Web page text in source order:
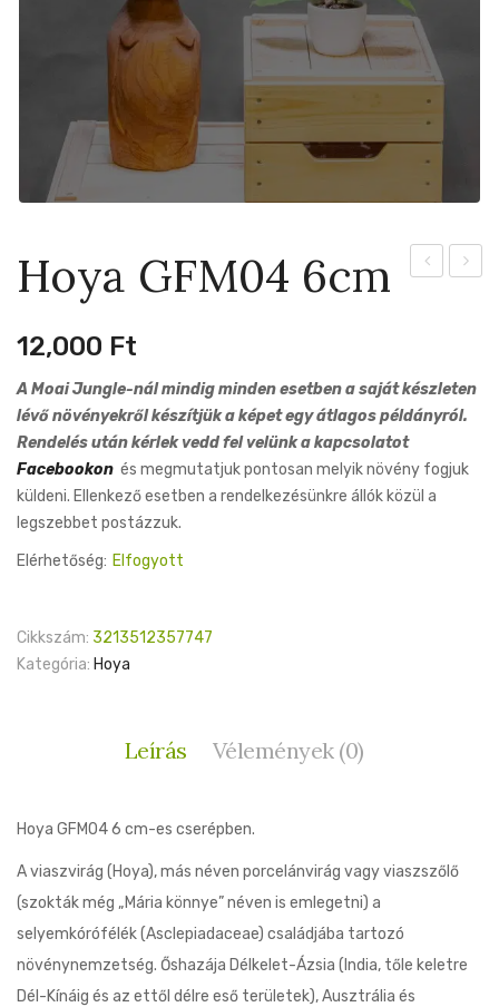
Hoya GFM04 6cm
12,000 Ft
A Moai Jungle-nál mindig minden esetben a saját készleten
lévő növényekről készítjük a képet egy átlagos példányról.
Rendelés után kérlek vedd fel velünk a kapcsolatot
Facebookon és megmutatjuk pontosan melyik növény fogjuk
küldeni. Ellenkező esetben a rendelkezésünkre állók közül a
legszebbet postázzuk.
Elérhetőség: Elfogyott
Cikkszám: 3213512357747
Kategória: Hoya
Leírás Vélemények (0)
Hoya GFM04 6 cm-es cserépben.
A viaszvirág (Hoya), más néven porcelánvirág vagy viaszszőlő
(szokták még „Mária könnye” néven is emlegetni) a
selyemkórófélék (Asclepiadaceae) családjába tartozó
növénynemzetség. Őshazája Délkelet-Ázsia (India, tőle keletre
Dél-Kínáig és az ettől délre eső területek), Ausztrália és